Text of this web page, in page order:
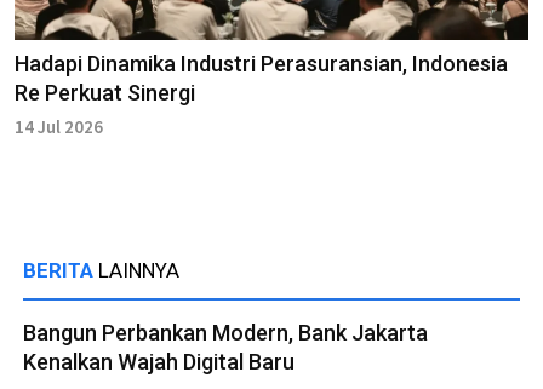
Hadapi Dinamika Industri Perasuransian, Indonesia
Re Perkuat Sinergi
14 Jul 2026
BERITA LAINNYA
Bangun Perbankan Modern, Bank Jakarta
Kenalkan Wajah Digital Baru